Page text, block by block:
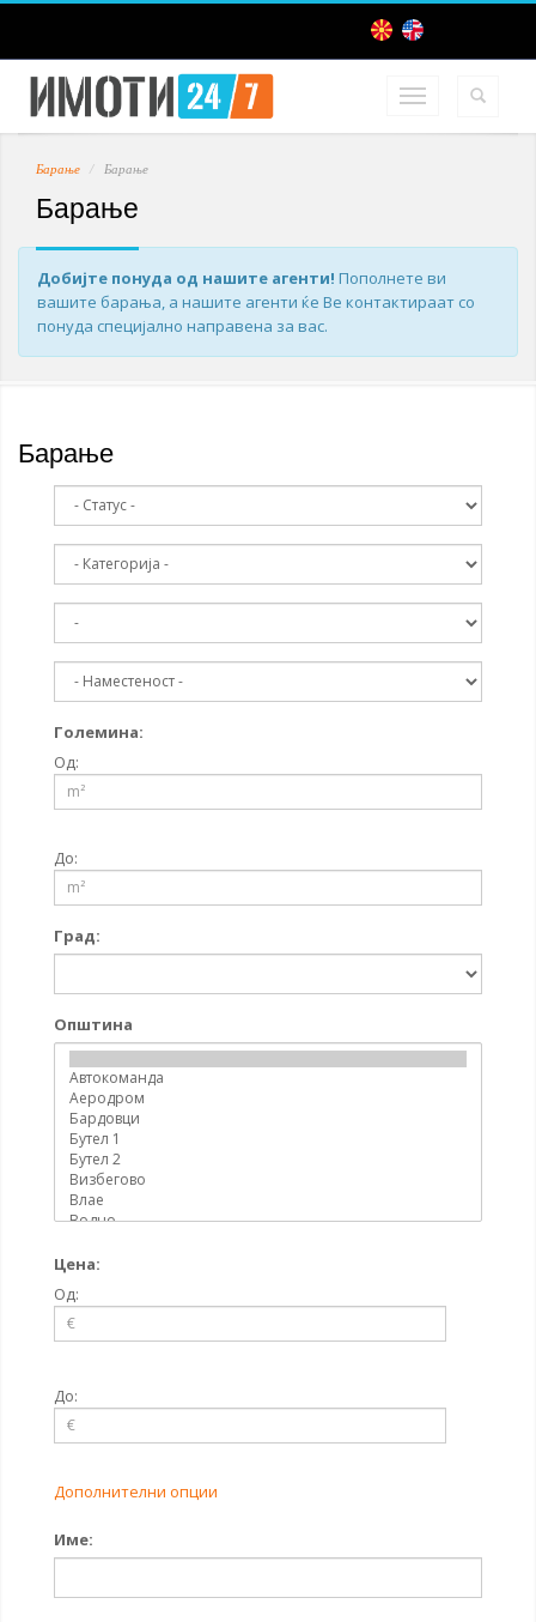
Барање Барање
Барање
Добијте понуда од нашите агенти! Пополнете ви
вашите барања, а нашите агенти ќе Ве контактираат со
понуда специјално направена за вас.
Барање
Големина:
Од:
До:
Град:
Општина
Цена:
Од:
До:
Дополнителни опции
Име: